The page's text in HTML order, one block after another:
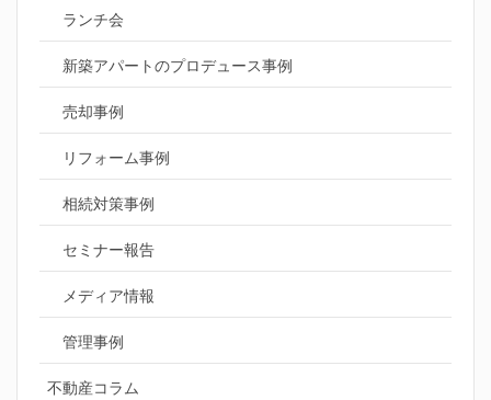
ランチ会
新築アパートのプロデュース事例
売却事例
リフォーム事例
相続対策事例
セミナー報告
メディア情報
管理事例
不動産コラム